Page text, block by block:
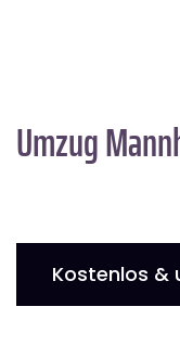
Umzug
Kostenlos &